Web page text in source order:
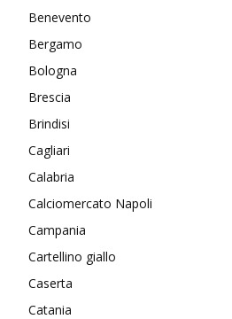
Benevento
Bergamo
Bologna
Brescia
Brindisi
Cagliari
Calabria
Calciomercato Napoli
Campania
Cartellino giallo
Caserta
Catania